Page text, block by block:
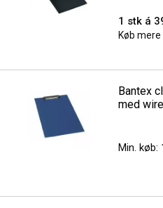
1 stk á
Køb mere
Bantex
med
Min. køb: